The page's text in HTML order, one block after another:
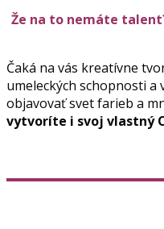
Že na to nemáte
Čaká na vás kreatívne
umeleckých schopnosti
objavovať svet farieb a
vytvoríte i svoj vlastný